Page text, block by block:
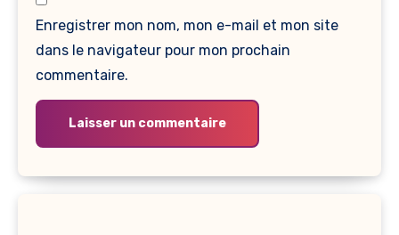
Enregistrer mon nom, mon e-mail et mon site
dans le navigateur pour mon prochain
commentaire.